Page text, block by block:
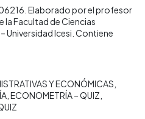
Elaborado por el profesor
la Facultad de Ciencias
Universidad Icesi. Contiene
Y ECONÓMICAS
ECONOMETRÍA – QUIZ